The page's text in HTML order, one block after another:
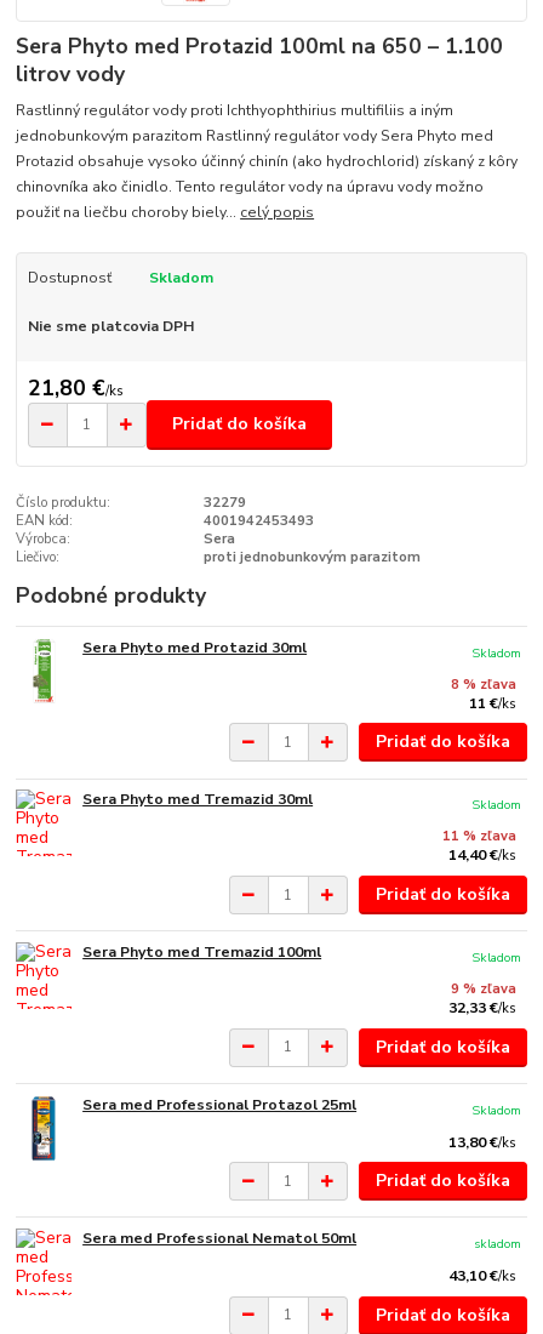
Sera Phyto med Protazid 100ml na 650 – 1.100
litrov vody
Rastlinný regulátor vody proti Ichthyophthirius multifiliis a iným
jednobunkovým parazitom Rastlinný regulátor vody Sera Phyto med
Protazid obsahuje vysoko účinný chinín (ako hydrochlorid) získaný z kôry
chinovníka ako činidlo. Tento regulátor vody na úpravu vody možno
použiť na liečbu choroby biely... celý popis
Dostupnosť Skladom
Nie sme platcovia DPH
21,80 €/ks
Pridať do košíka
Číslo produktu:
32279
EAN kód:
4001942453493
Výrobca:
Sera
Liečivo:
proti jednobunkovým parazitom
Podobné produkty
Sera Phyto med Protazid 30ml
8 % zľava
11 €/ks
Skladom
Pridať do košíka
Sera Phyto med Tremazid 30ml
11 % zľava
14,40 €/ks
Skladom
Pridať do košíka
Sera Phyto med Tremazid 100ml
9 % zľava
32,33 €/ks
Skladom
Pridať do košíka
Sera med Professional Protazol 25ml
13,80 €/ks
Skladom
Pridať do košíka
Sera med Professional Nematol 50ml
43,10 €/ks
skladom
Pridať do košíka